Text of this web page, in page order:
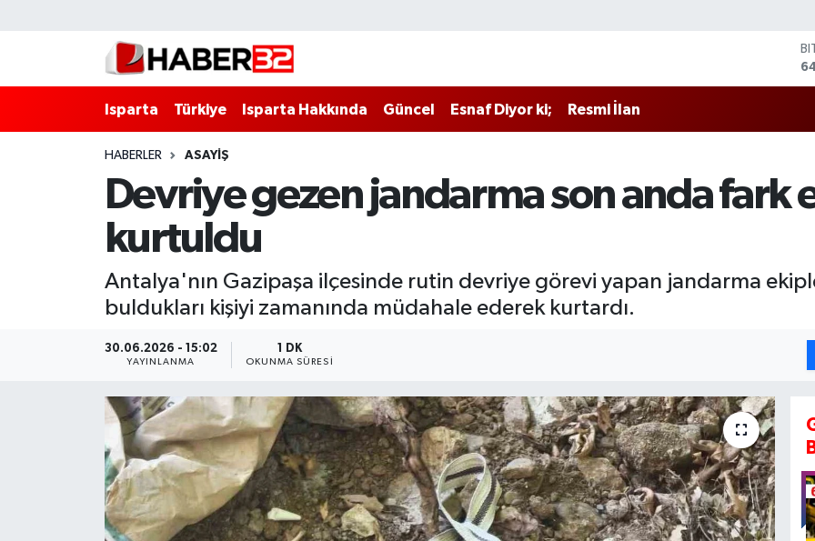
Isparta Türkiye Isparta Hakkında Güncel Esnaf Diyor ki; Resmi İlan
HABERLER ASAYİŞ
Devriye gezen jandarma son anda fark
kurtuldu
Antalya'nın Gazipaşa ilçesinde rutin devriye görevi yapan jandarma
buldukları kişiyi zamanında müdahale ederek kurtardı.
30.06.2026 - 15:02
YAYINLANMA
1 DK
OKUNMA SÜRESI
Isparta Hakkında
Esnaf Diyor ki;
BİLİM VE TEKNOLOJİ
HABERDE İNSAN
KÜLTÜR SANAT
Isparta Nöbetçi Eczaneler
Isparta Hava Durumu
Isparta Trafik Yoğunluk Haritası
Süper Lig Puan Durumu ve Fikstür
Tüm Manşetler
Son Dakika Haberleri
Haber Arşivi